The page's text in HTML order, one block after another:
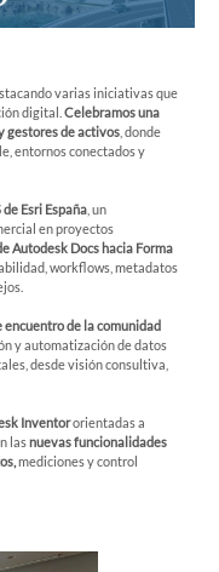
varias iniciativas que
digital. Celebramos una
gestores de activos , donde
entornos conectados y
Esri España , un
en proyectos
Autodesk Docs hacia Forma
workflows, metadatos
encuentro de la comunidad
y automatización de datos
desde visión consultiva,
Inventororientadas a
lasnuevas funcionalidades
mediciones y control